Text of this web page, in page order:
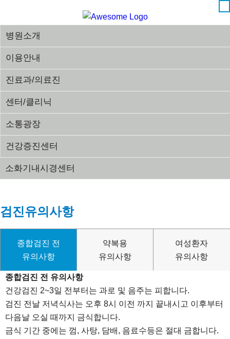
병원소개
이용안내
진료과/의료진
센터/클리닉
소통광장
건강증진센터
소화기내시경센터
검진유의사항
종합검진 전
유의사항
약복용
유의사항
여성환자
유의사항
종합검진 전 유의사항
건강검진 2~3일 전부터는 과로 및 음주는 피합니다.
검진 전날 저녁식사는 오후 8시 이전 까지 끝내시고 이후부터
다음날 오실 때까지 금식합니다.
금식 기간 중에는 껌, 사탕, 담배, 음료수등은 절대 금합니다.